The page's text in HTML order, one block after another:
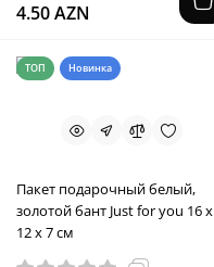
4.50 AZN
ТОП Новинка
Пакет подарочный белый,
золотой бант Just for you 16 х
12 х 7 см